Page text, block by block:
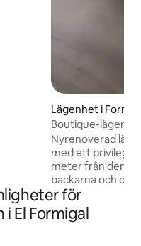
Lägenhet i
Boutique-
Nyrenoverad
med ett
meter från den
backarna och
affärer, apotek
behöver ingen bil alls. Även om
studiolägenhet
för
El Formigal